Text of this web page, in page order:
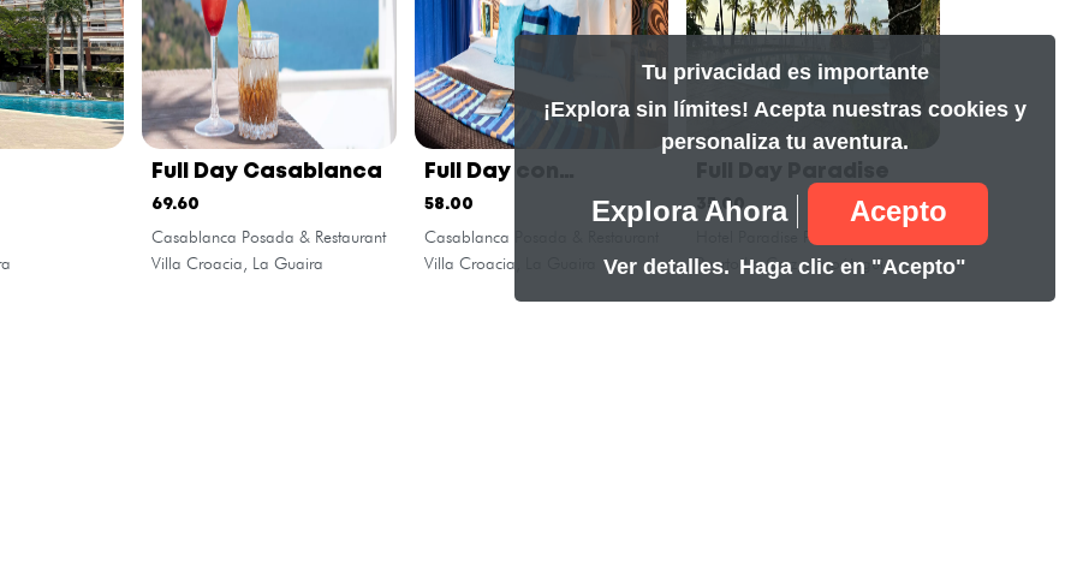
Full Day Casablanca
69.60
Casablanca Posada & Restaurant
Villa Croacia, La Guaira
Full Day con
habitación
58.00
Casablanca Posada & Restaurant
Villa Croacia, La Guaira
35.00
Hotel Paradise Puerto la Cruz
Puerto La Cruz, Anzoátegui
DE
Campamento
Tu privacidad es importante
¡Explora sin límites! Acepta nuestras cookies y
personaliza tu aventura.
Explora Ahora Acepto
Ver detalles. Haga clic en "Acepto"